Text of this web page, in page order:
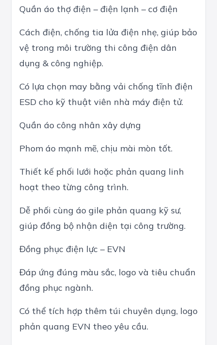
Quần áo thợ điện – điện lạnh – cơ điện
Cách điện, chống tia lửa điện nhẹ, giúp bảo
vệ trong môi trường thi công điện dân
dụng & công nghiệp.
Có lựa chọn may bằng vải chống tĩnh điện
ESD cho kỹ thuật viên nhà máy điện tử.
Quần áo công nhân xây dựng
Phom áo mạnh mẽ, chịu mài mòn tốt.
Thiết kế phối lưới hoặc phản quang linh
hoạt theo từng công trình.
Dễ phối cùng áo gile phản quang kỹ sư,
giúp đồng bộ nhận diện tại công trường.
Đồng phục điện lực – EVN
Đáp ứng đúng màu sắc, logo và tiêu chuẩn
đồng phục ngành.
Có thể tích hợp thêm túi chuyên dụng, logo
phản quang EVN theo yêu cầu.